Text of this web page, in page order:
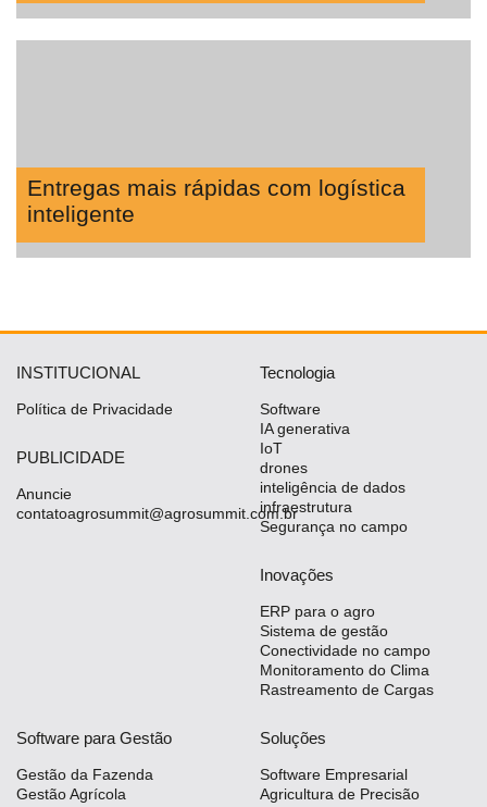
Entregas mais rápidas com logística
inteligente
INSTITUCIONAL
Política de Privacidade
PUBLICIDADE
Anuncie
contatoagrosummit@agrosummit.com.br
Tecnologia
Software
IA generativa
IoT
drones
inteligência de dados
infraestrutura
Segurança no campo
Inovações
ERP para o agro
Sistema de gestão
Conectividade no campo
Monitoramento do Clima
Rastreamento de Cargas
Software para Gestão
Gestão da Fazenda
Gestão Agrícola
Soluções
Software Empresarial
Agricultura de Precisão